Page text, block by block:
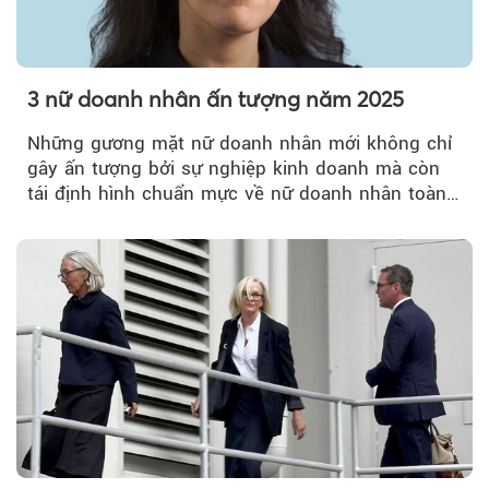
3 nữ doanh nhân ấn tượng năm 2025
Những gương mặt nữ doanh nhân mới không chỉ
gây ấn tượng bởi sự nghiệp kinh doanh mà còn
tái định hình chuẩn mực về nữ doanh nhân toàn